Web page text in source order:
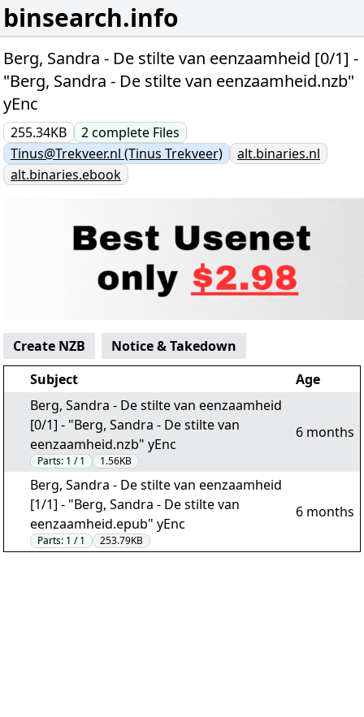
binsearch.info
Berg, Sandra - De stilte van eenzaamheid [0/1] -
"Berg, Sandra - De stilte van eenzaamheid.nzb"
yEnc
255.34KB 2complete Files
Tinus@Trekveer.nl (Tinus Trekveer)
alt.binaries.nl
alt.binaries.ebook
Create NZB
Notice & Takedown
Subject
Age
Berg, Sandra - De stilte van eenzaamheid
[0/1] - "Berg, Sandra - De stilte van
eenzaamheid.nzb" yEnc
Parts: 1 / 1 1.56KB
6 months
Berg, Sandra - De stilte van eenzaamheid
[1/1] - "Berg, Sandra - De stilte van
eenzaamheid.epub" yEnc
Parts: 1 / 1 253.79KB
6 months